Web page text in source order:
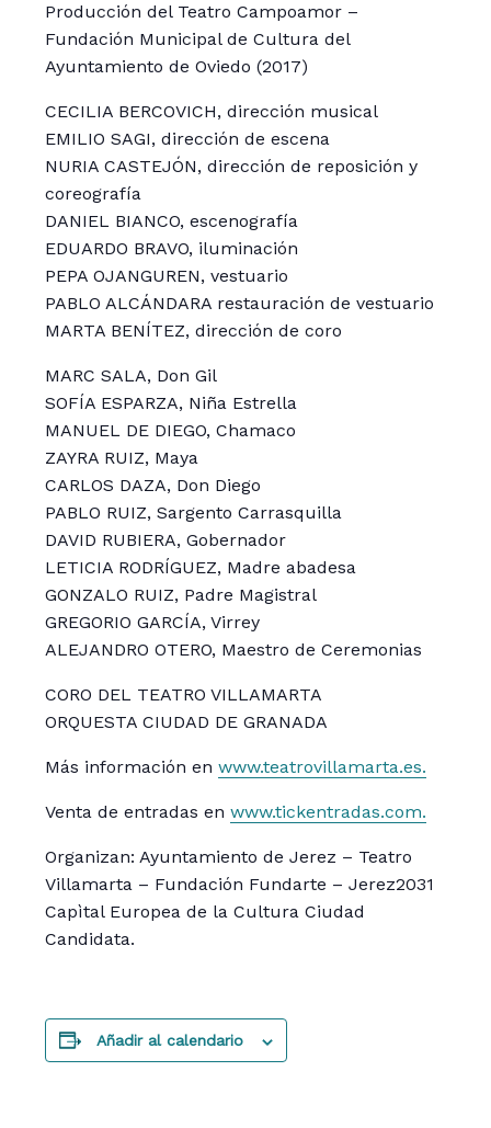
Producción del Teatro Campoamor –
Fundación Municipal de Cultura del
Ayuntamiento de Oviedo (2017)
CECILIA BERCOVICH, dirección musical
EMILIO SAGI, dirección de escena
NURIA CASTEJÓN, dirección de reposición y
coreografía
DANIEL BIANCO, escenografía
EDUARDO BRAVO, iluminación
PEPA OJANGUREN, vestuario
PABLO ALCÁNDARA restauración de vestuario
MARTA BENÍTEZ, dirección de coro
MARC SALA, Don Gil
SOFÍA ESPARZA, Niña Estrella
MANUEL DE DIEGO, Chamaco
ZAYRA RUIZ, Maya
CARLOS DAZA, Don Diego
PABLO RUIZ, Sargento Carrasquilla
DAVID RUBIERA, Gobernador
LETICIA RODRÍGUEZ, Madre abadesa
GONZALO RUIZ, Padre Magistral
GREGORIO GARCÍA, Virrey
ALEJANDRO OTERO, Maestro de Ceremonias
CORO DEL TEATRO VILLAMARTA
ORQUESTA CIUDAD DE GRANADA
Más información en www.teatrovillamarta.es.
Venta de entradas en www.tickentradas.com.
Organizan: Ayuntamiento de Jerez – Teatro
Villamarta – Fundación Fundarte – Jerez2031
Capìtal Europea de la Cultura Ciudad
Candidata.
Añadir al calendario